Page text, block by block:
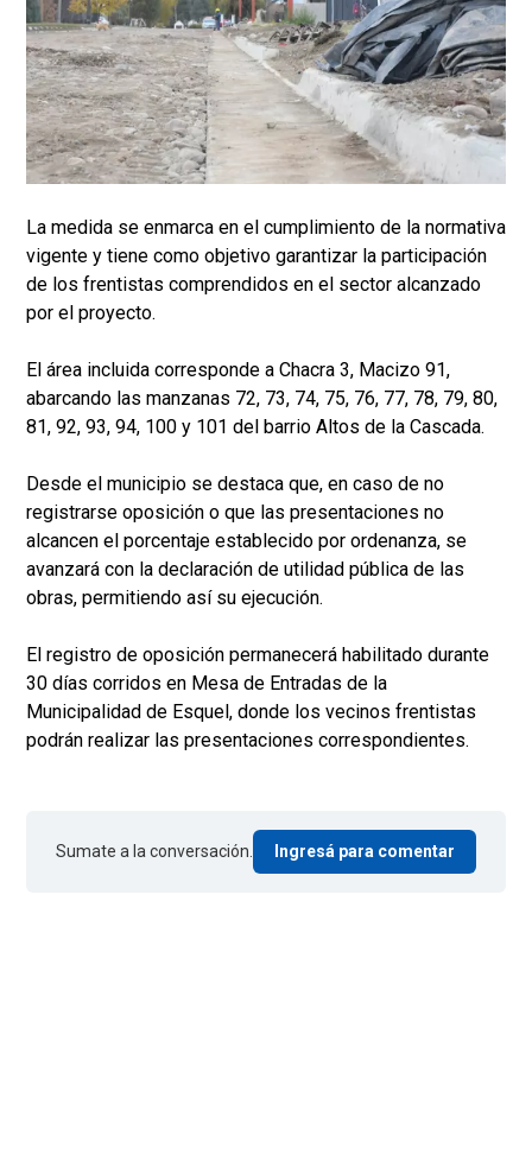
La medida se enmarca en el cumplimiento de la normativa
vigente y tiene como objetivo garantizar la participación
de los frentistas comprendidos en el sector alcanzado
por el proyecto.
El área incluida corresponde a Chacra 3, Macizo 91,
abarcando las manzanas 72, 73, 74, 75, 76, 77, 78, 79, 80,
81, 92, 93, 94, 100 y 101 del barrio Altos de la Cascada.
Desde el municipio se destaca que, en caso de no
registrarse oposición o que las presentaciones no
alcancen el porcentaje establecido por ordenanza, se
avanzará con la declaración de utilidad pública de las
obras, permitiendo así su ejecución.
El registro de oposición permanecerá habilitado durante
30 días corridos en Mesa de Entradas de la
Municipalidad de Esquel, donde los vecinos frentistas
podrán realizar las presentaciones correspondientes.
Sumate a la conversación. Ingresá para comentar